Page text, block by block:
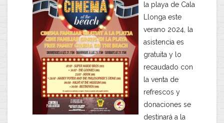
la playa de Cala
Llonga este
verano 2024, la
asistencia es
gratuita y lo
recaudado con
la venta de
refrescos y
donaciones se
destinará a la